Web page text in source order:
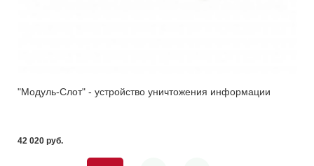
"Модуль-Слот" - устройство уничтожения информации
42 020 pуб.